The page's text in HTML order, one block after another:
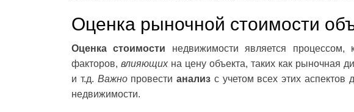
Оценка рыночной стоимости
Оценка стоимости недвижимости является
факторов, влияющихна цену объекта, таких как рыночная
и т.д. Важнопровести анализ с учетом всех этих аспектов
недвижимости.